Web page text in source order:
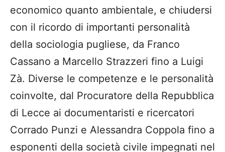
economico quanto ambientale, e chiudersi
con il ricordo di importanti personalità
della sociologia pugliese, da Franco
Cassano a Marcello Strazzeri fino a Luigi
Zà. Diverse le competenze e le personalità
coinvolte, dal Procuratore della Repubblica
di Lecce ai documentaristi e ricercatori
Corrado Punzi e Alessandra Coppola fino a
esponenti della società civile impegnati nel